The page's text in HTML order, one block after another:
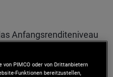
Anfangsrenditeniveau
im historischen
von PIMCO oder von Drittanbietern
Funktionen bereitzustellen,